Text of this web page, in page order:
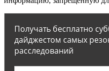
Получать бесплатно
дайджестом самых
расследований